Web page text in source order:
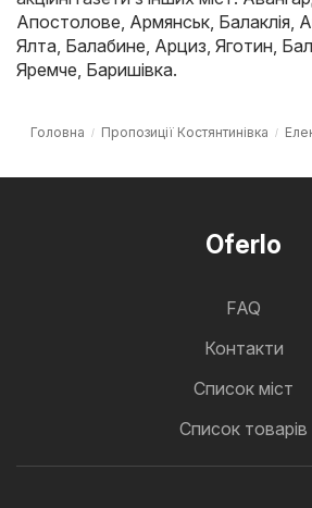
Апостолове Армянськ Балаклія
Ялта Балабине Арциз Яготин
Яремче Баришівка.
Головна Пропозиції Костянтинівка
Oferlo
FAQ
Контакти
Cписок міст
Список товарів